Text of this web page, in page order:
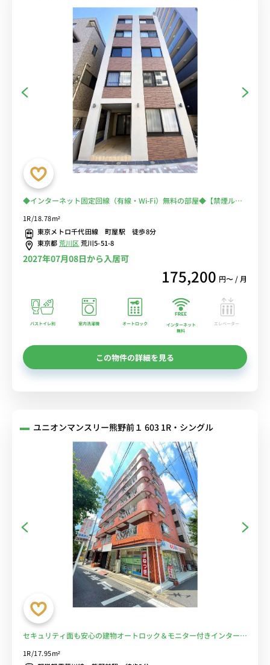
◆インターネット固定回線（有線・Wi-Fi）無料の部屋◆【禁煙ルー
ム】安心のオートロック＆モニター付きインターフォン完備/人気の
バス･トイレ別/デスク＆チェア付きでテレワークにも便利
1R/18.78m²
東京メトロ千代田線 町屋駅 徒歩8分
東京都荒川区荒川5-51-8
2027年07月08日から入居可
175,200 円〜 / 月
バストイレ別 室内洗濯機 オートロック
インターネット
無料
エレベーター
この物件の詳細を見る
ユニオンマンスリー熊野前１ 603 1R・シングル
セキュリティ面も安心の建物オートロック＆モニター付きインターホ
スーパーがあり便利■選べるWi-Fi格安レンタル中！
1R/17.95m²